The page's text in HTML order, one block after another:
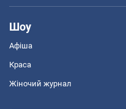
Шоу
Афіша
Краса
Жіночий журнал